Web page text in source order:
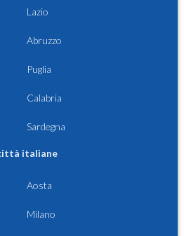
Lazio
Abruzzo
Puglia
Calabria
Sardegna
italiane
Aosta
Milano